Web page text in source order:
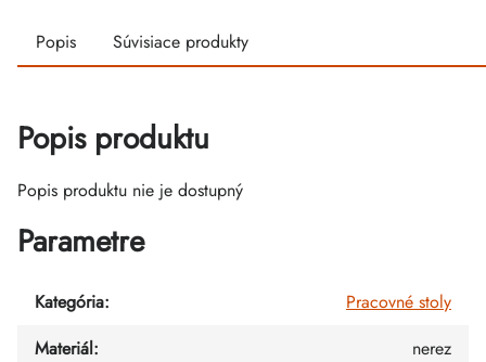
Popis Súvisiace produkty
Popis produktu
Popis produktu nie je dostupný
Parametre
Kategória:
Pracovné stoly
Materiál: nerez